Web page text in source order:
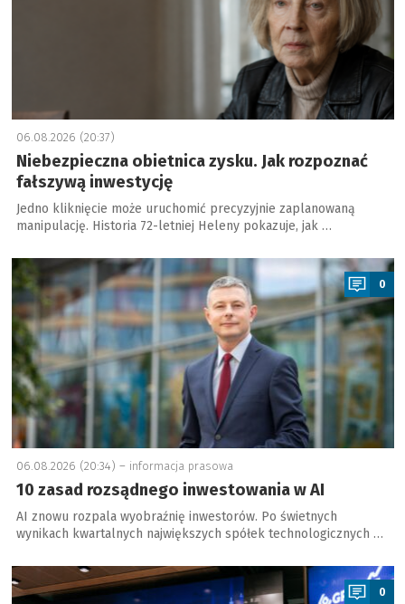
06.08.2026 (20:37)
Niebezpieczna obietnica zysku. Jak rozpoznać
fałszywą inwestycję
Jedno kliknięcie może uruchomić precyzyjnie zaplanowaną
manipulację. Historia 72-letniej Heleny pokazuje, jak …
a
0
06.08.2026 (20:34) – informacja prasowa
10 zasad rozsądnego inwestowania w AI
AI znowu rozpala wyobraźnię inwestorów. Po świetnych
wynikach kwartalnych największych spółek technologicznych …
a
0